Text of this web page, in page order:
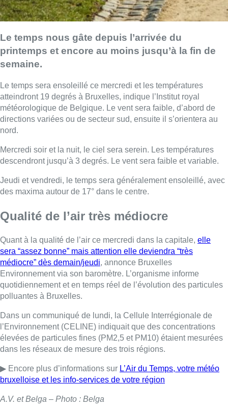
Le temps nous gâte depuis l’arrivée du
printemps et encore au moins jusqu’à la fin de
semaine.
Le temps sera ensoleillé ce mercredi et les températures
atteindront 19 degrés à Bruxelles, indique l’Institut royal
météorologique de Belgique. Le vent sera faible, d’abord de
directions variées ou de secteur sud, ensuite il s’orientera au
nord.
Mercredi soir et la nuit, le ciel sera serein. Les températures
descendront jusqu’à 3 degrés. Le vent sera faible et variable.
Jeudi et vendredi, le temps sera généralement ensoleillé, avec
des maxima autour de 17° dans le centre.
Qualité de l’air très médiocre
Quant à la qualité de l’air ce mercredi dans la capitale, elle
sera “assez bonne” mais attention elle deviendra “très
médiocre” dès demain/jeudi, annonce Bruxelles
Environnement via son baromètre. L’organisme informe
quotidiennement et en temps réel de l’évolution des particules
polluantes à Bruxelles.
Dans un communiqué de lundi, la Cellule Interrégionale de
l’Environnement (CELINE) indiquait que des concentrations
élevées de particules fines (PM2,5 et PM10) étaient mesurées
dans les réseaux de mesure des trois régions.
▶ Encore plus d’informations sur L’Air du Temps, votre météo
bruxelloise et les info-services de votre région
A.V. et Belga – Photo : Belga